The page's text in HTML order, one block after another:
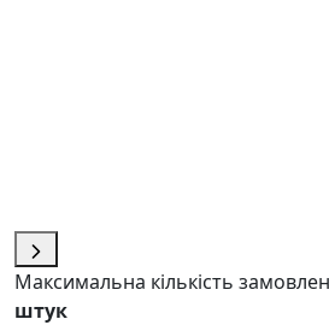
Максимальна кількість
штук